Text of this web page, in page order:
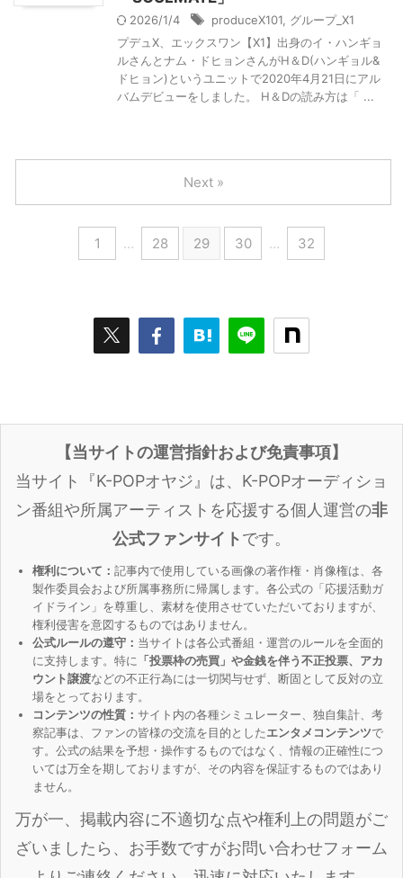
2026/1/4 produceX101 グループ_X1
プデュX、エックスワン【X1】出身のイ・ハンギョ
ルさんとナム・ドヒョンさんがH＆D(ハンギョル&
ドヒョン)というユニットで2020年4月21日にアル
バムデビューをしました。 H＆Dの読み方は「 ...
1 … 28 29 30 … 32
Next »
【当サイトの運営指針および免責事項】
当サイト『K-POPオヤジ』は、K-POPオーディショ
ン番組や所属アーティストを応援する個人運営の非
公式ファンサイトです。
権利について： 記事内で使用している画像の著作権・肖像権は、各
製作委員会および所属事務所に帰属します。各公式の「応援活動ガ
イドライン」を尊重し、素材を使用させていただいておりますが、
権利侵害を意図するものではありません。
公式ルールの遵守： 当サイトは各公式番組・運営のルールを全面的
に支持します。特に 「投票枠の売買」や金銭を伴う不正投票、アカ
ウント譲渡などの不正行為には一切関与せず、断固として反対の立
場をとっております。
コンテンツの性質： サイト内の各種シミュレーター、独自集計、考
察記事は、ファンの皆様の交流を目的とした エンタメコンテンツで
す。公式の結果を予想・操作するものではなく、情報の正確性につ
いては万全を期しておりますが、その内容を保証するものではあり
ません。
万が一、掲載内容に不適切な点や権利上の問題がご
ざいましたら、お手数ですがお問い合わせフォーム